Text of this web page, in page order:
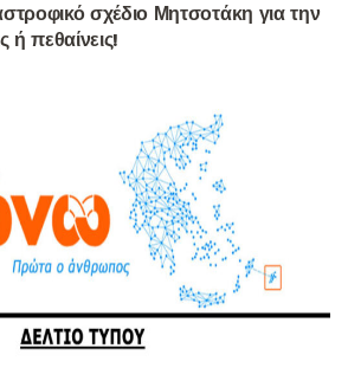
σχέδιο Μητσοτάκη για την
ή πεθαίνεις!